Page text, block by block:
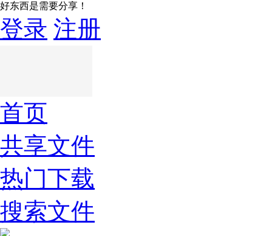
好东西是需要分享！
登录 注册
首页
共享文件
热门下载
搜索文件